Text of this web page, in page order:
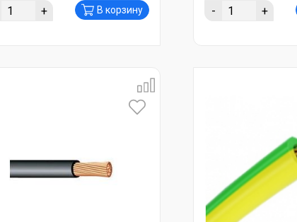
+ В корзину - +